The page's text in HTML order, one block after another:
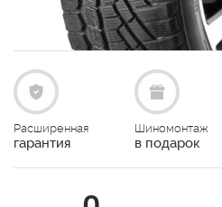
Расширенная
гарантия
Шиномонтаж
в подарок